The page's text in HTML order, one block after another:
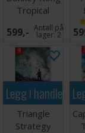
Tropical
Freeze Switch
599,- Antall på
lager:2
Legg i
Triangle
Strategy